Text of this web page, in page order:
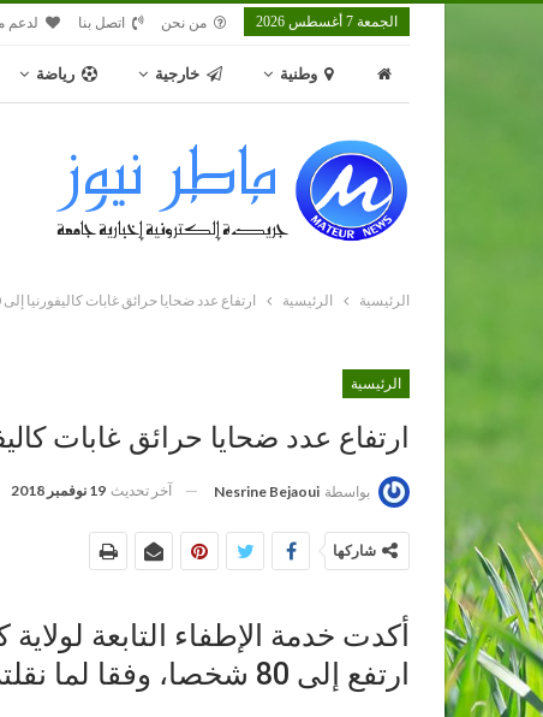
الجمعة 7 أغسطس 2026 من نحن اتصل بنا لدعم
وطنية خارجية رياضة
الرئيسية الرئيسية ارتفاع عدد ضحايا حرائق غابات كاليفورنيا إلى 80 قتيلا.
الرئيسية
ارتفاع عدد ضحايا حرائق غابات كاليفورنيا
بواسطة Nesrine Bejaoui آخر تحديث 19 نوفمبر 2018
شاركها
أكدت خدمة الإطفاء التابعة
ارتفع إلى 80 شخصا، وفقا لما نقلته قناة “إي بي سي نيوز”.